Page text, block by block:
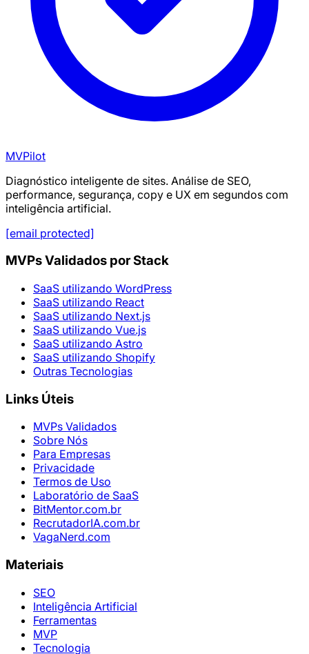
MVPilot
Diagnóstico inteligente de sites. Análise de SEO,
performance, segurança, copy e UX em segundos com
inteligência artificial.
[email protected]
MVPs Validados por Stack
SaaS utilizando WordPress
SaaS utilizando React
SaaS utilizando Next.js
SaaS utilizando Vue.js
SaaS utilizando Astro
SaaS utilizando Shopify
Outras Tecnologias
Links Úteis
MVPs Validados
Sobre Nós
Para Empresas
Privacidade
Termos de Uso
Laboratório de SaaS
BitMentor.com.br
RecrutadorIA.com.br
VagaNerd.com
Materiais
SEO
Inteligência Artificial
Ferramentas
MVP
Tecnologia